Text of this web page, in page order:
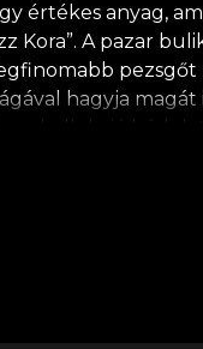
értékes anyag,
Kora”. A pazar
hagyja magát
atmoszférája
esik.